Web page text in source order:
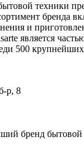
техники
бренда
и
является
500
р, 8
бренд бытовой